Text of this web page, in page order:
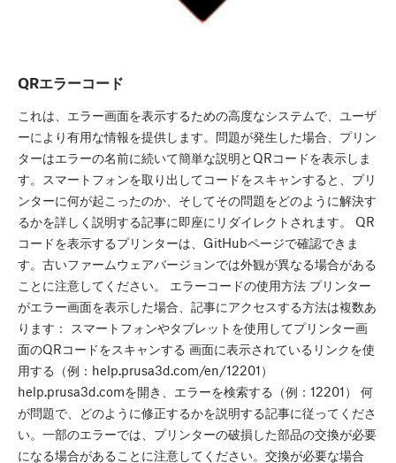
QRエラーコード
これは、エラー画面を表示するための高度なシステムで、ユーザ
ーにより有用な情報を提供します。問題が発生した場合、プリン
ターはエラーの名前に続いて簡単な説明とQRコードを表示しま
す。スマートフォンを取り出してコードをスキャンすると、プリ
ンターに何が起こったのか、そしてその問題をどのように解決す
るかを詳しく説明する記事に即座にリダイレクトされます。 QR
コードを表示するプリンターは、GitHubページで確認できま
す。古いファームウェアバージョンでは外観が異なる場合がある
ことに注意してください。 エラーコードの使用方法 プリンター
がエラー画面を表示した場合、記事にアクセスする方法は複数あ
ります： スマートフォンやタブレットを使用してプリンター画
面のQRコードをスキャンする 画面に表示されているリンクを使
用する（例：help.prusa3d.com/en/12201）
help.prusa3d.comを開き、エラーを検索する（例：12201） 何
が問題で、どのように修正するかを説明する記事に従ってくださ
い。一部のエラーでは、プリンターの破損した部品の交換が必要
になる場合があることに注意してください。交換が必要な場合